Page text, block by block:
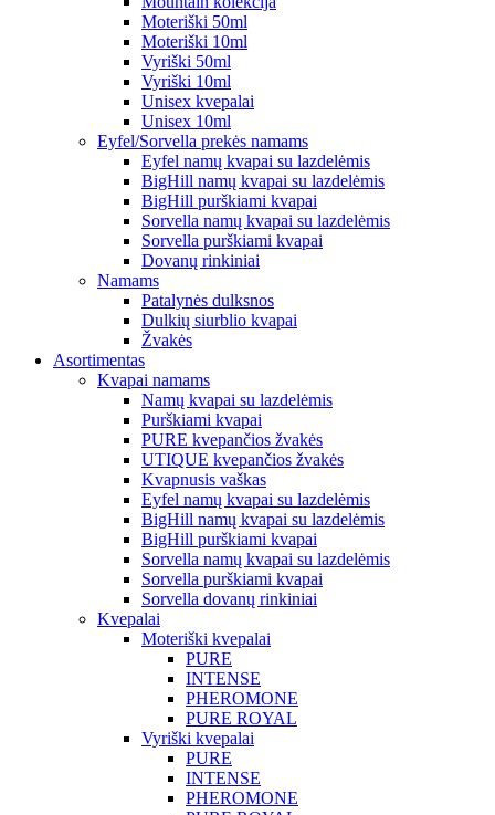
Moteriški 50ml
Moteriški 10ml
Vyriški 50ml
Vyriški 10ml
Unisex kvepalai
Unisex 10ml
Eyfel/Sorvella prekės namams
Eyfel namų kvapai su lazdelėmis
BigHill namų kvapai su lazdelėmis
BigHill purškiami kvapai
Sorvella namų kvapai su lazdelėmis
Sorvella purškiami kvapai
Dovanų rinkiniai
Namams
Patalynės dulksnos
Dulkių siurblio kvapai
Žvakės
Asortimentas
Kvapai namams
Namų kvapai su lazdelėmis
Purškiami kvapai
PURE kvepančios žvakės
UTIQUE kvepančios žvakės
Kvapnusis vaškas
Eyfel namų kvapai su lazdelėmis
BigHill namų kvapai su lazdelėmis
BigHill purškiami kvapai
Sorvella namų kvapai su lazdelėmis
Sorvella purškiami kvapai
Sorvella dovanų rinkiniai
Kvepalai
Moteriški kvepalai
PURE
INTENSE
PHEROMONE
PURE ROYAL
Vyriški kvepalai
PURE
INTENSE
PHEROMONE